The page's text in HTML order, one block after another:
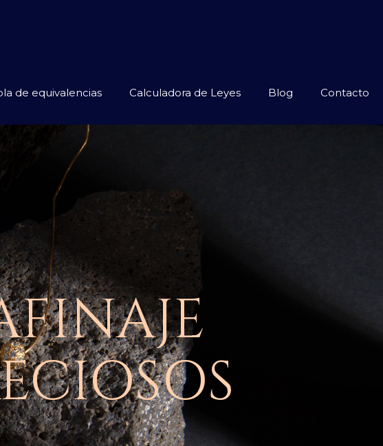
de equivalencias Calculadora de Leyes Blog Contacto